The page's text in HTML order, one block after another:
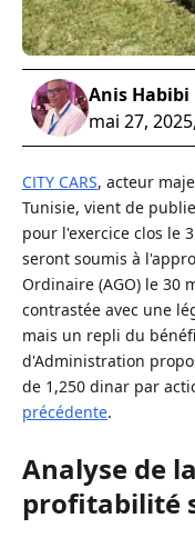
Anis Habibi
mai 27,
CITY CARS, acteur
Tunisie, vient de
pour l'exercice clos le
seront soumis à
Ordinaire (AGO) le 30
contrastée avec une
mais un repli du
d'Administration
de 1,250 dinar par
précédente.
Analyse de
profitabilité